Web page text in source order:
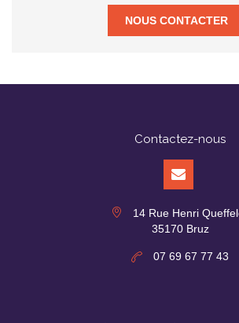
NOUS CONTACTER
Contactez-nous
14 Rue Henri
35170 Bruz
07 69 67 77 43